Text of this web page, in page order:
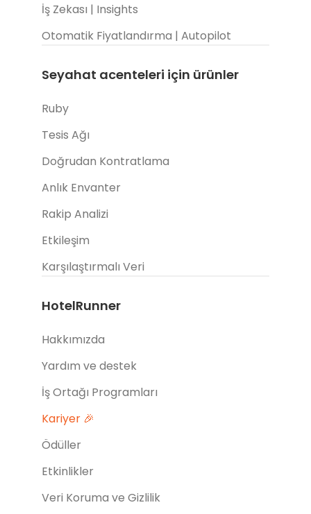
İş Zekası | Insights
Otomatik Fiyatlandırma | Autopilot
Seyahat acenteleri için ürünler
Ruby
Tesis Ağı
Doğrudan Kontratlama
Anlık Envanter
Rakip Analizi
Etkileşim
Karşılaştırmalı Veri
HotelRunner
Hakkımızda
Yardım ve destek
İş Ortağı Programları
Kariyer 🎉
Ödüller
Etkinlikler
Veri Koruma ve Gizlilik